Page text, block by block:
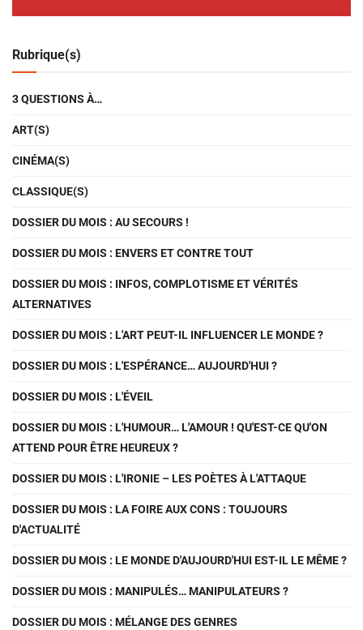
Rubrique(s)
3 QUESTIONS À…
ART(S)
CINÉMA(S)
CLASSIQUE(S)
DOSSIER DU MOIS : AU SECOURS !
DOSSIER DU MOIS : ENVERS ET CONTRE TOUT
DOSSIER DU MOIS : INFOS, COMPLOTISME ET VÉRITÉS
ALTERNATIVES
DOSSIER DU MOIS : L'ART PEUT-IL INFLUENCER LE MONDE ?
DOSSIER DU MOIS : L'ESPÉRANCE… AUJOURD'HUI ?
DOSSIER DU MOIS : L'ÉVEIL
DOSSIER DU MOIS : L'HUMOUR… L'AMOUR ! QU'EST-CE QU'ON
ATTEND POUR ÊTRE HEUREUX ?
DOSSIER DU MOIS : L'IRONIE – LES POÈTES À L'ATTAQUE
DOSSIER DU MOIS : LA FOIRE AUX CONS : TOUJOURS
D'ACTUALITÉ
DOSSIER DU MOIS : LE MONDE D'AUJOURD'HUI EST-IL LE MÊME ?
DOSSIER DU MOIS : MANIPULÉS… MANIPULATEURS ?
DOSSIER DU MOIS : MÉLANGE DES GENRES